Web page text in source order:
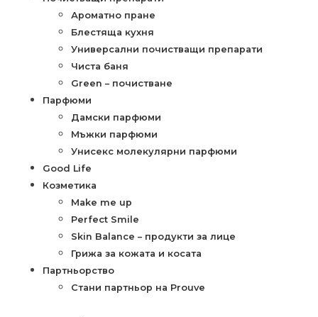
Ароматно пране
Блестяща кухня
Универсални почистващи препарати
Чиста баня
Green – почистване
Парфюми
Дамски парфюми
Мъжки парфюми
Унисекс молекулярни парфюми
Good Life
Козметика
Make me up
Perfect Smile
Skin Balance – продукти за лице
Грижа за кожата и косата
Партньорство
Стани партньор на Prouve